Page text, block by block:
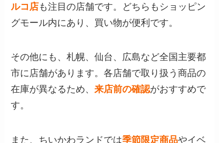
ルコ店も注目の店舗です。どちらもショッピン
グモール内にあり、買い物が便利です。
その他にも、札幌、仙台、広島など全国主要都
市に店舗があります。各店舗で取り扱う商品の
在庫が異なるため、来店前の確認がおすすめで
す。
また、ちいかわランドでは季節限定商品やイベ